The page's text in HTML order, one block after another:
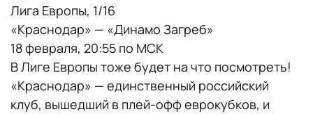
Лига Европы, 1/16
«Краснодар» — «Динамо Загреб»
18 февраля, 20:55 по МСК
В Лиге Европы тоже будет на что посмотреть!
«Краснодар» — единственный российский
клуб, вышедший в плей-офф еврокубков, и